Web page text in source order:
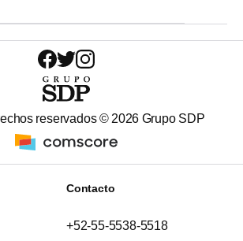
reservados © 2026 Grupo SDP
Contacto
+52-55-5538-5518